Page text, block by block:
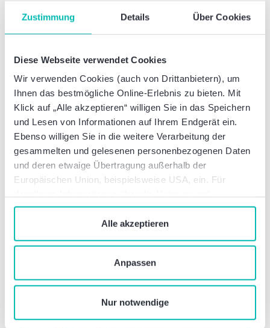
Zustimmung Details Über Cookies
Diese Webseite verwendet Cookies
Wir verwenden Cookies (auch von Drittanbietern), um
Ihnen das bestmögliche Online-Erlebnis zu bieten. Mit
Klick auf „Alle akzeptieren“ willigen Sie in das Speichern
und Lesen von Informationen auf Ihrem Endgerät ein.
Ebenso willigen Sie in die weitere Verarbeitung der
gesammelten und gelesenen personenbezogenen Daten
und deren etwaige Übertragung außerhalb der
Europäischen Union, beispielsweise USA, ein. Für
Verwaltung von Cookies klicken Sie auf „Details“. Mit
dem Klick auf „Cookies verbieten“ lehnen Sie die
Verwendung von zustimmungspflichtigen Cookies ab. Sie
, wenn Sie unsere Webseite
nutzen.
Alle akzeptieren
Anpassen
Nur notwendige
Locked Box: Steuerfolgen beim
Verkauf von KG-Anteilen
Unternehmensnews
Baker Tilly stärkt
Mittelstandsberatung mit Markus